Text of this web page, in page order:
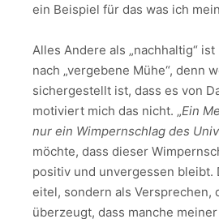
ein Beispiel für das was ich
Alles Andere als „nachhaltig“
nach „vergebene Mühe“, denn
sichergestellt ist, dass es von
motiviert mich das nicht. „Ein
nur ein Wimpernschlag des
möchte, dass dieser
positiv und unvergessen bleibt.
eitel, sondern als Versprechen,
überzeugt, dass manche